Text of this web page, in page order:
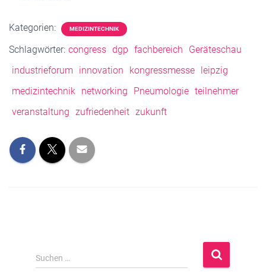
Kategorien: MEDIZINTECHNIK
Schlagwörter: congress dgp fachbereich
Geräteschau
industrieforum
innovation kongressmesse
leipzig
medizintechnik networking Pneumologie teilnehmer
veranstaltung zufriedenheit zukunft
S
u
Suchen …